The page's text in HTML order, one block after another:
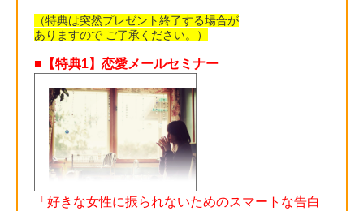
（特典は突然プレゼント終了する場合が
ありますので ご了承ください。）
■【特典1】恋愛メールセミナー
「好きな女性に振られないためのスマートな告白